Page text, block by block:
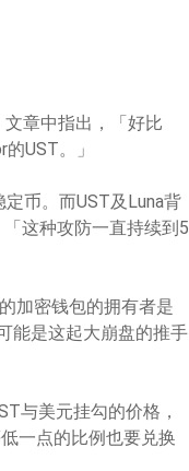
章中指出，「好比
UST。」
币。而UST及Luna背
这种攻防一直持续到5
加密钱包的拥有者是
能是这起大崩盘的推手
与美元挂勾的价格，
一点的比例也要兑换